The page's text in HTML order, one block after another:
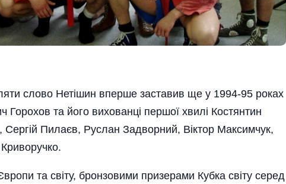
слово Нетішин вперше заставив ще у 1994-95 роках
Горохов та його вихованці першої хвилі Костянтин
Пилаєв, Руслан Задворний, Віктор Максимчук,
та світу, бронзовими призерами Кубка світу серед